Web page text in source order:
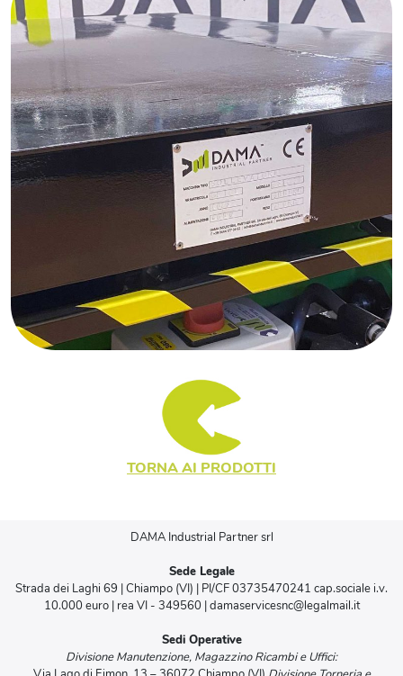
TORNA AI PRODOTTI
DAMA Industrial Partner srl
Sede Legale
Strada dei Laghi 69 | Chiampo (VI) | PI/CF 03735470241 cap.sociale i.v.
10.000 euro | rea VI - 349560 | damaservicesnc@legalmail.it
Sedi Operative
Divisione Manutenzione, Magazzino Ricambi e Uffici: